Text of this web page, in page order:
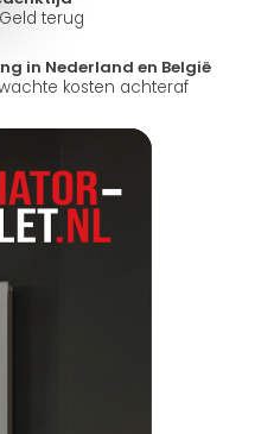
terug
in Nederland en België
kosten achteraf